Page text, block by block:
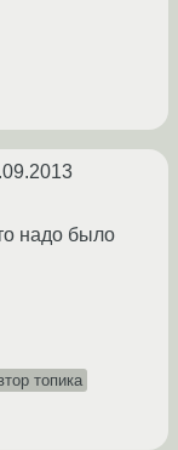
надо было
топика